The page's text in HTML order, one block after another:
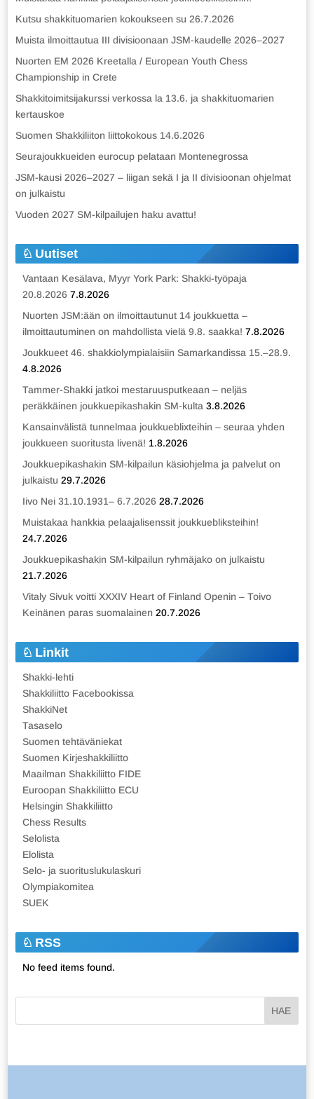
Kutsu shakkituomarien kokoukseen su 26.7.2026
Muista ilmoittautua III divisioonaan JSM-kaudelle 2026–2027
Nuorten EM 2026 Kreetalla / European Youth Chess
Championship in Crete
Shakkitoimitsijakurssi verkossa la 13.6. ja shakkituomarien
kertauskoe
Suomen Shakkiliiton liittokokous 14.6.2026
Seurajoukkueiden eurocup pelataan Montenegrossa
JSM-kausi 2026–2027 – liigan sekä I ja II divisioonan ohjelmat
on julkaistu
Vuoden 2027 SM-kilpailujen haku avattu!
Uutiset
Vantaan Kesälava, Myyr York Park: Shakki-työpaja
20.8.2026 7.8.2026
Nuorten JSM:ään on ilmoittautunut 14 joukkuetta –
ilmoittautuminen on mahdollista vielä 9.8. saakka! 7.8.2026
Joukkueet 46. shakkiolympialaisiin Samarkandissa 15.–28.9.
4.8.2026
Tammer-Shakki jatkoi mestaruusputkeaan – neljäs
peräkkäinen joukkuepikashakin SM-kulta 3.8.2026
Kansainvälistä tunnelmaa joukkueblixteihin – seuraa yhden
joukkueen suoritusta livenä! 1.8.2026
Joukkuepikashakin SM-kilpailun käsiohjelma ja palvelut on
julkaistu 29.7.2026
Iivo Nei 31.10.1931– 6.7.2026 28.7.2026
Muistakaa hankkia pelaajalisenssit joukkuebliksteihin!
24.7.2026
Joukkuepikashakin SM-kilpailun ryhmäjako on julkaistu
21.7.2026
Vitaly Sivuk voitti XXXIV Heart of Finland Openin – Toivo
Keinänen paras suomalainen 20.7.2026
Linkit
Shakki-lehti
Shakkiliitto Facebookissa
ShakkiNet
Tasaselo
Suomen tehtäväniekat
Suomen Kirjeshakkiliitto
Maailman Shakkiliitto FIDE
Euroopan Shakkiliitto ECU
Helsingin Shakkiliitto
Chess Results
Selolista
Elolista
Selo- ja suorituslukulaskuri
Olympiakomitea
SUEK
RSS
No feed items found.